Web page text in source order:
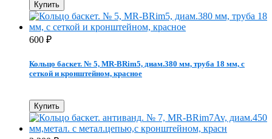
Купить
600 ₽
Кольцо баскет. № 5, MR-BRim5, диам.380 мм, труба 18 мм, с
сеткой и кронштейном, красное
Купить